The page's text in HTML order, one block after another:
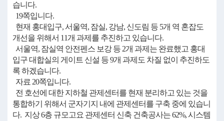
습니다.
19쪽입니다.
현재 홍대입구, 서울역, 잠실, 강남, 신도림 등 5개 역 혼잡도
개선을 위해서 11개 과제를 추진하고 있습니다.
서울역, 잠실역 안전펜스 보강 등 2개 과제는 완료했고 홍대
입구 대합실의 게이트 신설 등 9개 과제도 차질 없이 추진하도
록 하겠습니다.
자료 20쪽입니다.
전 호선에 대한 지하철 관제센터를 현재 분리하고 있는 것을
통합하기 위해서 군자기지 내에 관제센터를 구축 중에 있습니
다. 지상 6층 규모고요 관제센터 신축 건축공사는 62%, 시스템